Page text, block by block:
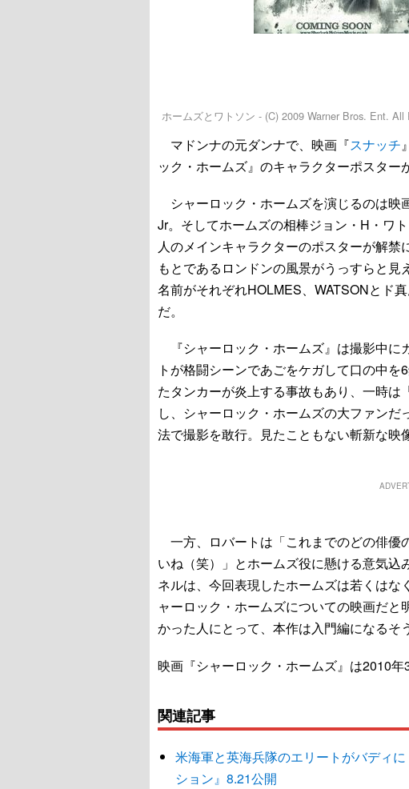
ホームズとワトソン - (C) 2009 Warner Bros. Ent. All
マドンナの元ダンナで、映画『スナッチ
ック・ホームズ』のキャラクターポスター
シャーロック・ホームズを演じるのは映
Jr。そしてホームズの相棒ジョン・H・ワ
人のメインキャラクターのポスターが解
もとであるロンドンの風景がうっすらと
名前がそれぞれHOLMES、WATSONとド
だ。
『シャーロック・ホームズ』は撮影中に
トが格闘シーンであごをケガして口の中
たタンカーが炎上する事故もあり、一時
し、シャーロック・ホームズの大ファン
法で撮影を敢行。見たこともない斬新な映
一方、ロバートは「これまでのどの俳優
いね（笑）」とホームズ役に懸ける意気
ネルは、今回表現したホームズは若くは
ャーロック・ホームズについての映画だ
かった人にとって、本作は入門編になるそ
映画『シャーロック・ホームズ』は2010年
関連記事
米海軍と英海兵隊のエリートがバディ
ション』8.21公開